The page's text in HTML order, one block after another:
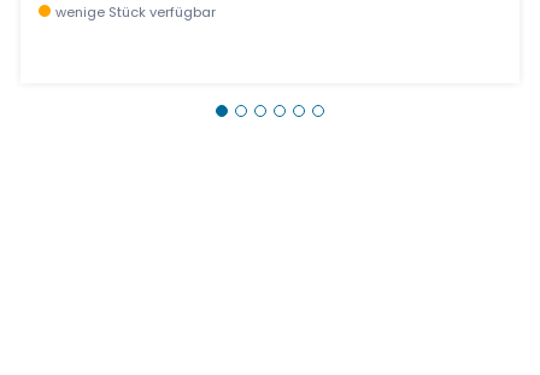
wenige Stück verfügbar